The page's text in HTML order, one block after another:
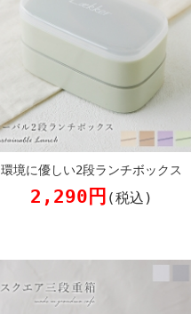
環境に優しい2段ランチボックス
2,290円 (税込)